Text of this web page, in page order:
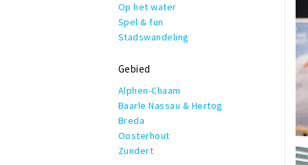
Op het water
Spel & fun
Stadswandeling
Gebied
Alphen-Chaam
Baarle Nassau & Hertog
Breda
Oosterhout
Zundert